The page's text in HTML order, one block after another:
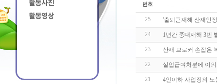
활동사진
활동영상
25 '출퇴근재해 산재인
24 1년간 중대재해 3번
23 산재 브로커 손잡은
22 실업급여처분에 이
21 4인이하 사업장의